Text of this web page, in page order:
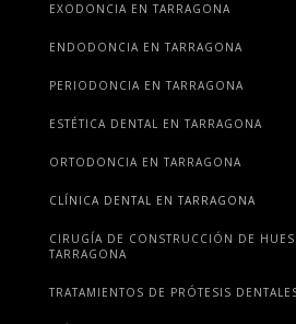
EXODONCIA EN TARRAGONA
ENDODONCIA EN TARRAGONA
PERIODONCIA EN TARRAGONA
ESTÉTICA DENTAL EN TARRAGONA
ORTODONCIA EN TARRAGONA
CLÍNICA DENTAL EN TARRAGONA
CIRUGÍA DE CONSTRUCCIÓN DE
TARRAGONA
TRATAMIENTOS DE PRÓTESIS